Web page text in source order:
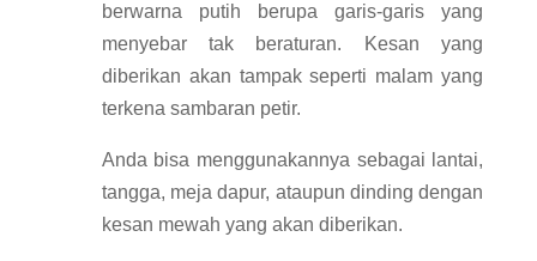
berwarna putih berupa garis-garis yang
menyebar tak beraturan. Kesan yang
diberikan akan tampak seperti malam yang
terkena sambaran petir.
Anda bisa menggunakannya sebagai lantai,
tangga, meja dapur, ataupun dinding dengan
kesan mewah yang akan diberikan.